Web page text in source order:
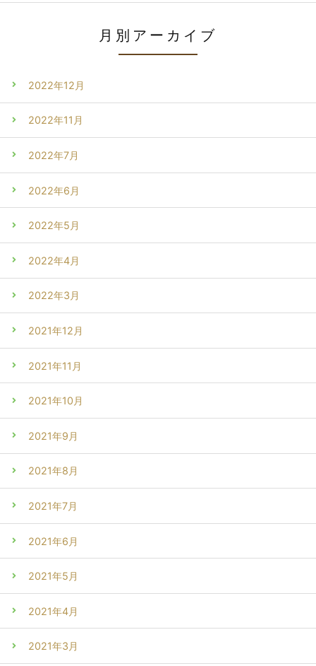
月別アーカイブ
2022年12月
2022年11月
2022年7月
2022年6月
2022年5月
2022年4月
2022年3月
2021年12月
2021年11月
2021年10月
2021年9月
2021年8月
2021年7月
2021年6月
2021年5月
2021年4月
2021年3月